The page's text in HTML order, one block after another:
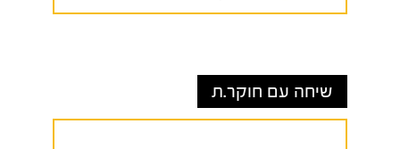
שיחה עם חוקר.ת